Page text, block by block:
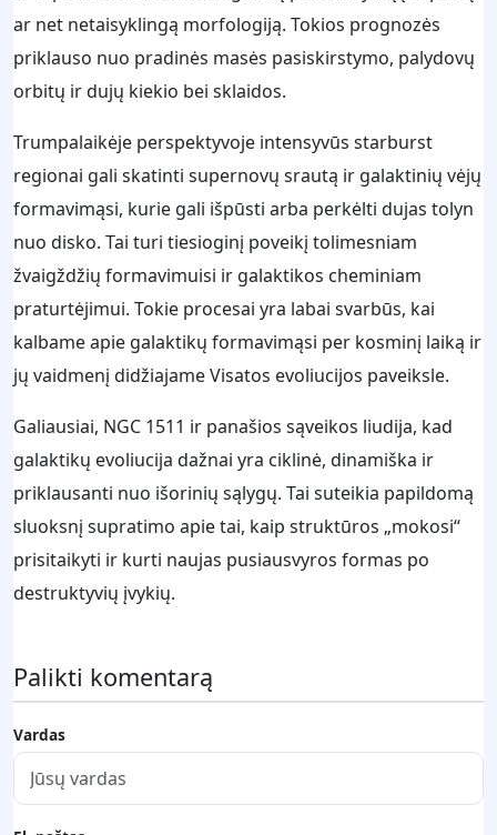
ar net netaisyklingą morfologiją. Tokios prognozės
priklauso nuo pradinės masės pasiskirstymo, palydovų
orbitų ir dujų kiekio bei sklaidos.
Trumpalaikėje perspektyvoje intensyvūs starburst
regionai gali skatinti supernovų srautą ir galaktinių vėjų
formavimąsi, kurie gali išpūsti arba perkėlti dujas tolyn
nuo disko. Tai turi tiesioginį poveikį tolimesniam
žvaigždžių formavimuisi ir galaktikos cheminiam
praturtėjimui. Tokie procesai yra labai svarbūs, kai
kalbame apie galaktikų formavimąsi per kosminį laiką ir
jų vaidmenį didžiajame Visatos evoliucijos paveiksle.
Galiausiai, NGC 1511 ir panašios sąveikos liudija, kad
galaktikų evoliucija dažnai yra ciklinė, dinamiška ir
priklausanti nuo išorinių sąlygų. Tai suteikia papildomą
sluoksnį supratimo apie tai, kaip struktūros „mokosi“
prisitaikyti ir kurti naujas pusiausvyros formas po
destruktyvių įvykių.
Palikti komentarą
Vardas